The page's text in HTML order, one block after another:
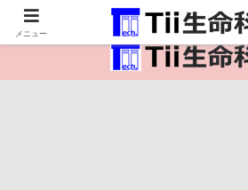
医療保健・生命・生物の情報
メニュー